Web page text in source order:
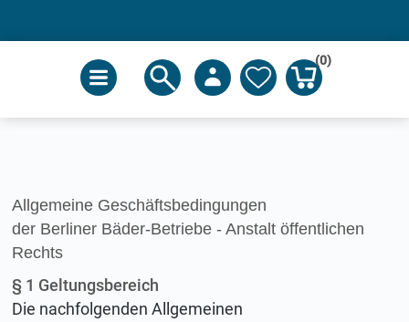
(0)
Allgemeine Geschäftsbedingungen
der Berliner Bäder-Betriebe - Anstalt öffentlichen
Rechts
§ 1 Geltungsbereich
Die nachfolgenden Allgemeinen